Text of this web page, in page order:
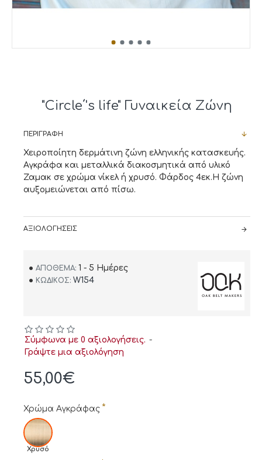
"Circle΄'s life" Γυναικεία Ζώνη
ΠΕΡΙΓΡΑΦΉ
Χειροποίητη δερμάτινη ζώνη ελληνικής κατασκευής.
Αγκράφα και μεταλλικά διακοσμητικά από υλικό
Ζαμακ σε χρώμα νίκελ ή χρυσό. Φάρδος 4εκ.Η ζώνη
αυξομειώνεται από πίσω.
ΑΞΙΟΛΟΓΉΣΕΙΣ
ΑΠΌΘΕΜΑ: 1 - 5 Ημέρες
ΚΩΔΙΚΌΣ: W154
Σύμφωνα με 0 αξιολογήσεις. -
Γράψτε μια αξιολόγηση
55,00€
Χρώμα Αγκράφας
Χρυσό